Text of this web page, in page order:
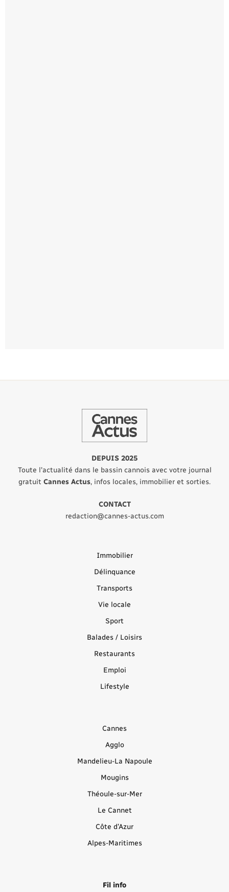
DEPUIS 2025
Toute l'actualité dans le bassin cannois avec votre journal
gratuit Cannes Actus, infos locales, immobilier et sorties.
CONTACT
redaction@cannes-actus.com
Immobilier
Délinquance
Transports
Vie locale
Sport
Balades / Loisirs
Restaurants
Emploi
Lifestyle
Cannes
Agglo
Mandelieu-La Napoule
Mougins
Théoule-sur-Mer
Le Cannet
Côte d’Azur
Alpes-Maritimes
Fil info